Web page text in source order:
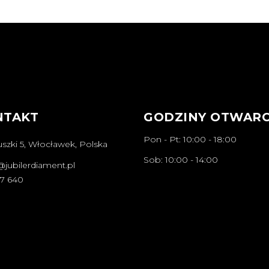
5, Włocławek, Polska
640
GODZINY
Pon - Pt: 10:00 - 18:00
Sob: 10:00 - 14:00